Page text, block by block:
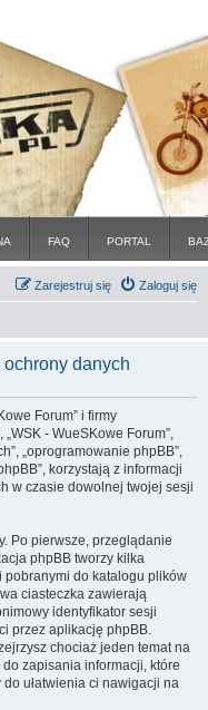
FAQ PORTAL
Zaloguj się
Zarejestruj się
danych
Forum” i firmy
„WSK - WueSKowe Forum”,
„oprogramowanie phpBB”,
korzystają z informacji
w czasie dowolnej twojej sesji
Po pierwsze, przeglądanie
phpBB tworzy kilka
pobranymi do katalogu plików
ciasteczka zawierają
identyfikator sesji
przez aplikację phpBB.
chociaż jeden temat na
do zapisania informacji, które
do ułatwienia ci nawigacji na